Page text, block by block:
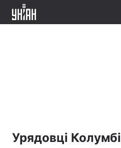
Урядовці